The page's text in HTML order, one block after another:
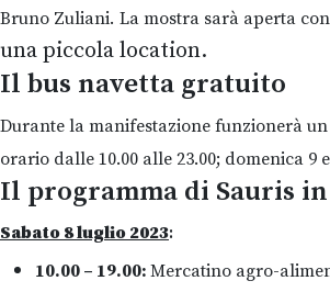
Bruno Zuliani. La mostra sarà aperta con
una piccola location.
Il bus navetta gratuito
Durante la manifestazione funzionerà
orario dalle 10.00 alle 23.00; domenica 9
Il programma di Sauris
Sabato 8 luglio 2023:
10.00 – 19.00: Mercatino agro-